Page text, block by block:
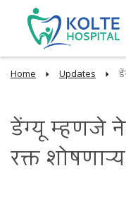
Home Updates
डेंग्यू म्हणजे
रक्त